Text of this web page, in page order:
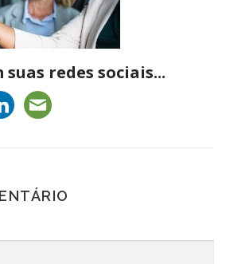
redes sociais...